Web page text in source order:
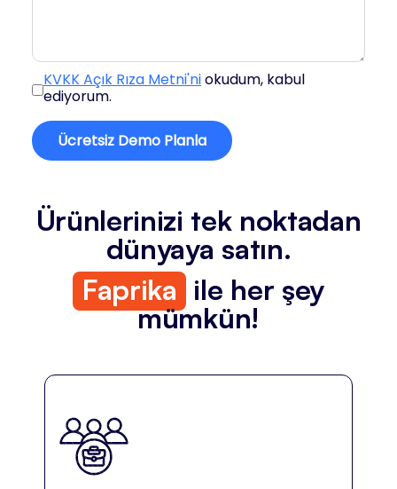
KVKK Açık Rıza Metni'niokudum, kabul
ediyorum.
Ürünlerinizi tek noktadan
dünyaya satın.
Faprika ile her şey
mümkün!